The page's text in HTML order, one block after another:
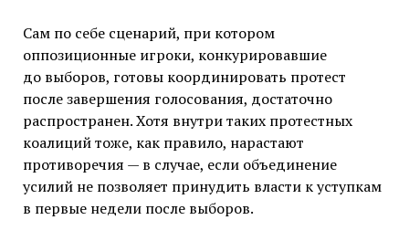
Сам по себе сценарий, при котором
оппозиционные игроки, конкурировавшие
до выборов, готовы координировать протест
после завершения голосования, достаточно
распространен. Хотя внутри таких протестных
коалиций тоже, как правило, нарастают
противоречия — в случае, если объединение
усилий не позволяет принудить власти к уступкам
в первые недели после выборов.